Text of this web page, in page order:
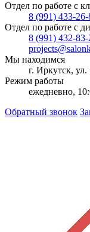
Отдел по работе с
8 (991) 433-26-
Отдел по работе с
8 (991) 432-83-
Мы находимся
г. Иркутск,
Режим работы
ежедневно,
Обратный звонок